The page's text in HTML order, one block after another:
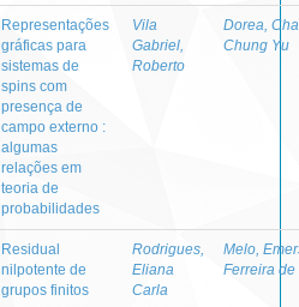
Representações
gráficas para
sistemas de
spins com
presença de
campo externo :
algumas
relações em
teoria de
probabilidades
Vila
Gabriel,
Roberto
Dorea,
Chung Yu
Residual
nilpotente de
grupos finitos
Rodrigues,
Eliana
Carla
Melo,
Ferreira de